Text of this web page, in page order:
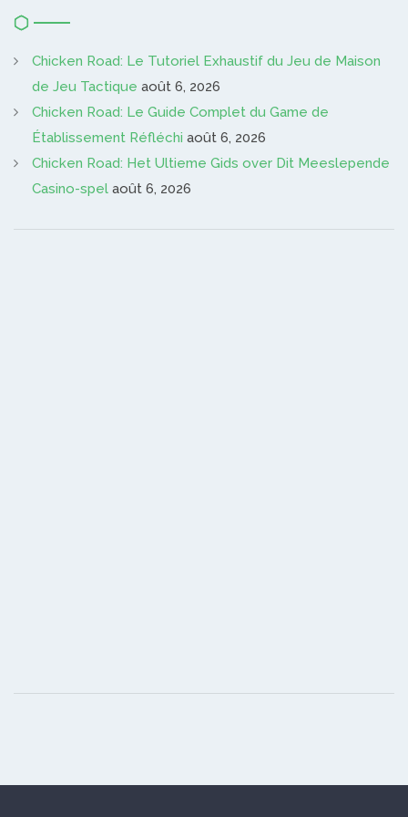
Chicken Road: Le Tutoriel Exhaustif du Jeu de Maison
de Jeu Tactique août 6, 2026
Chicken Road: Le Guide Complet du Game de
Établissement Réfléchi août 6, 2026
Chicken Road: Het Ultieme Gids over Dit Meeslepende
Casino-spel août 6, 2026